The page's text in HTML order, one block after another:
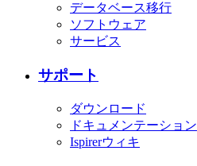
データベース移行
ソフトウェア
サービス
サポート
ダウンロード
ドキュメンテーション
Ispirerウィキ